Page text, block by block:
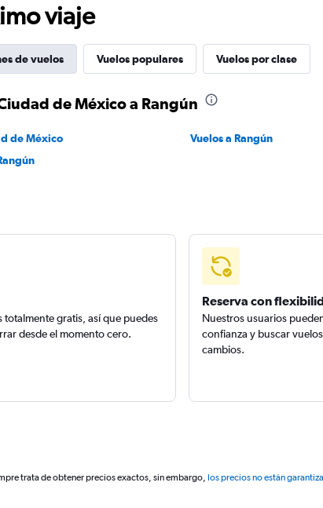
viaje
de vuelos Vuelos populares Vuelos por clase
de México a Rangún
de México Vuelos a Rangún
totalmente gratis, así que puedes
desde el momento cero.
Reserva con
Nuestros usuarios
confianza y buscar
cambios.
trata de obtener precios exactos, sin embargo, los precios no están